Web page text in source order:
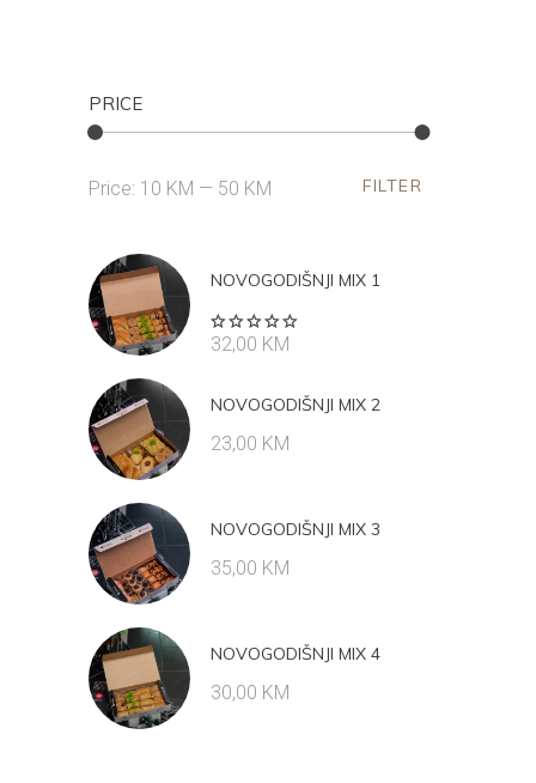
PRICE
Min
Max
FILTER
Price: 10 KM — 50 KM
NOVOGODIŠNJI MIX 1
5.00out
32,00 KM
NOVOGODIŠNJI MIX 2
23,00 KM
NOVOGODIŠNJI MIX 3
35,00 KM
NOVOGODIŠNJI MIX 4
30,00 KM